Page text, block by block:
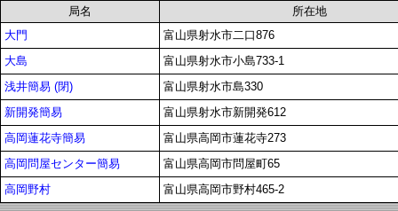
局名
所在地
大門
富山県射水市二口876
大島
富山県射水市小島733-1
浅井簡易 (閉)
富山県射水市島330
新開発簡易
富山県射水市新開発612
高岡蓮花寺簡易
富山県高岡市蓮花寺273
高岡問屋センター簡易
富山県高岡市問屋町65
高岡野村
富山県高岡市野村465-2